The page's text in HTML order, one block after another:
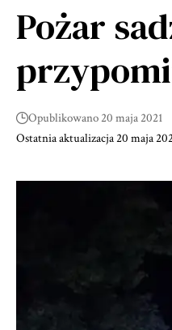
Pożar
Ostatnia aktualizacja 20 maja
Opublikowano 20 maja 2021